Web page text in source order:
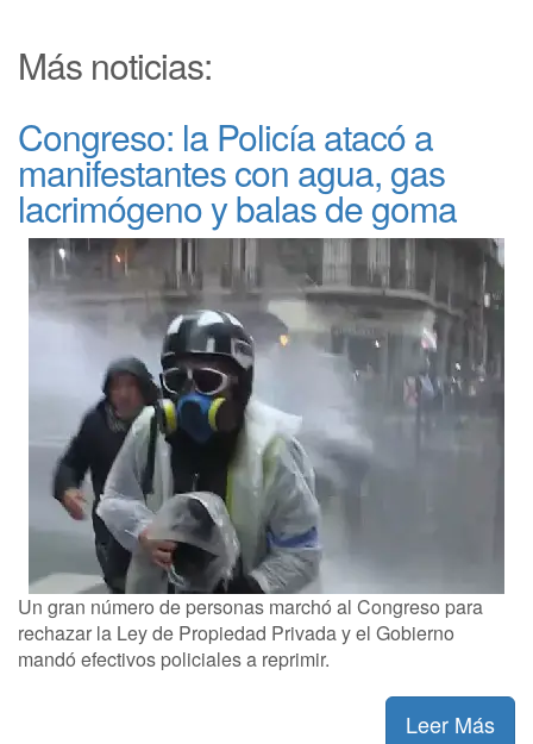
Más noticias:
Congreso: la Policía atacó a
manifestantes con agua, gas
lacrimógeno y balas de goma
Un gran número de personas marchó al Congreso para
rechazar la Ley de Propiedad Privada y el Gobierno
mandó efectivos policiales a reprimir.
Leer Más